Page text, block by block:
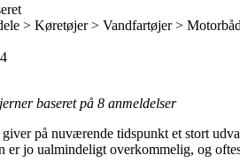
> Køretøjer > Vandfartøjer >
baseret på 8 anmeldelser
på nuværende tidspunkt et stort
er jo ualmindeligt overkommelig, og